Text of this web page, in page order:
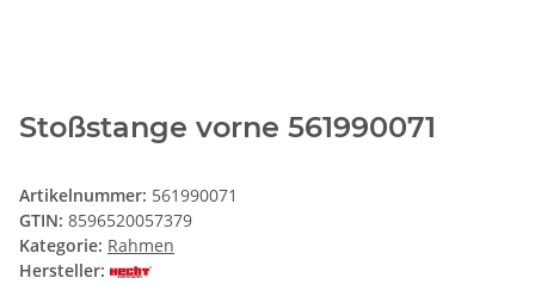
Stoßstange vorne 561990071
Artikelnummer: 561990071
GTIN: 8596520057379
Kategorie: Rahmen
Hersteller: